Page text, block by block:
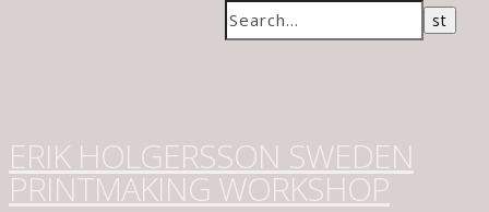
ERIK HOLGERSSON SWEDEN
PRINTMAKING WORKSHOP